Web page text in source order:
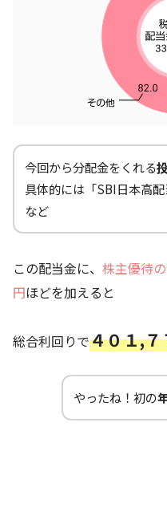
今回から分配金をくれる
具体的には「SBI日本高配
など
この配当金に、 株主優待
円ほどを加えると
総合利回りで４０１,７
やったね！初の